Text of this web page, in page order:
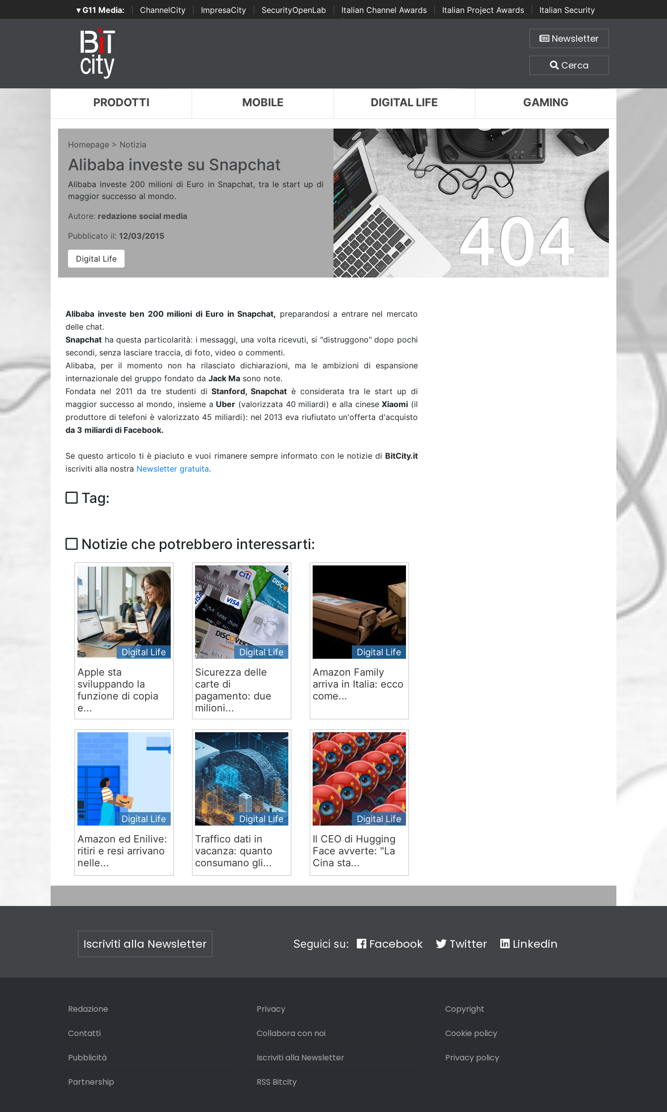
▾ G11 Media: ChannelCity ImpresaCity SecurityOpenLab Italian Channel Awards Italian Project Awards
Italian Security
Awards | ...
Newsletter
Cerca
PRODOTTI MOBILE DIGITAL LIFE GAMING
Homepage > Notizia
Alibaba investe su Snapchat
Alibaba investe 200 milioni di Euro in Snapchat, tra le start up di
maggior successo al mondo.
Autore: redazione social media
Pubblicato il: 12/03/2015
Digital Life
Alibaba investe ben 200 milioni di Euro in Snapchat, preparandosi a entrare nel mercato
delle chat.
Snapchat ha questa particolarità: i messaggi, una volta ricevuti, si "distruggono" dopo pochi
secondi, senza lasciare traccia, di foto, video o commenti.
Alibaba, per il momento non ha rilasciato dichiarazioni, ma le ambizioni di espansione
internazionale del gruppo fondato da Jack Ma sono note.
Fondata nel 2011 da tre studenti di Stanford, Snapchat è considerata tra le start up di
maggior successo al mondo, insieme a Uber (valorizzata 40 miliardi) e alla cineseXiaomi (il
produttore di telefoni è valorizzato 45 miliardi): nel 2013 eva riufiutato un'offerta d'acquisto
da 3 miliardi di Facebook.
Se questo articolo ti è piaciuto e vuoi rimanere sempre informato con le notizie di BitCity.it
iscriviti alla nostra Newsletter gratuita.
Tag:
Notizie che potrebbero interessarti:
Digital Life
Apple sta
sviluppando la
funzione di copia
e...
Digital Life
Sicurezza delle
carte di
pagamento: due
milioni...
Digital Life
Amazon Family
arriva in Italia: ecco
come...
Digital Life
Amazon ed Enilive:
ritiri e resi arrivano
nelle...
Digital Life
Traffico dati in
vacanza: quanto
consumano gli...
Digital Life
Il CEO di Hugging
Face avverte: "La
Cina sta...
Iscriviti alla Newsletter Seguici su: Facebook Twitter Linkedin
Redazione
Contatti
Pubblicità
Partnership
Privacy
Collabora con noi
Iscriviti alla Newsletter
RSS Bitcity
Copyright
Cookie policy
Privacy policy